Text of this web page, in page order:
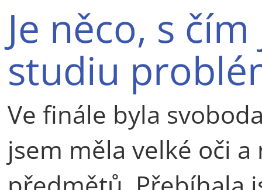
Je něco, s
studiu
Ve finále byla
jsem měla velké oči